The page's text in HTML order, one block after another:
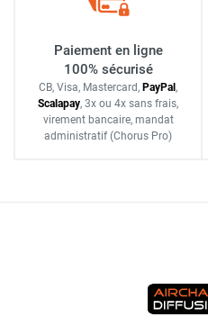
Paiement en ligne
100% sécurisé
CB, Visa, Mastercard, PayPal ,
Scalapay, 3x ou 4x sans frais,
virement bancaire, mandat
administratif (Chorus Pro)